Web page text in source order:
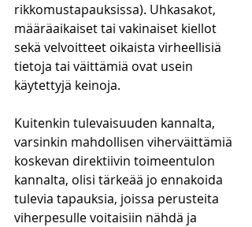
rikkomustapauksissa). Uhkasakot,
määräaikaiset tai vakinaiset kiellot
sekä velvoitteet oikaista virheellisiä
tietoja tai väittämiä ovat usein
käytettyjä keinoja.
Kuitenkin tulevaisuuden kannalta,
varsinkin mahdollisen viherväittämiä
koskevan direktiivin toimeentulon
kannalta, olisi tärkeää jo ennakoida
tulevia tapauksia, joissa perusteita
viherpesulle voitaisiin nähdä ja